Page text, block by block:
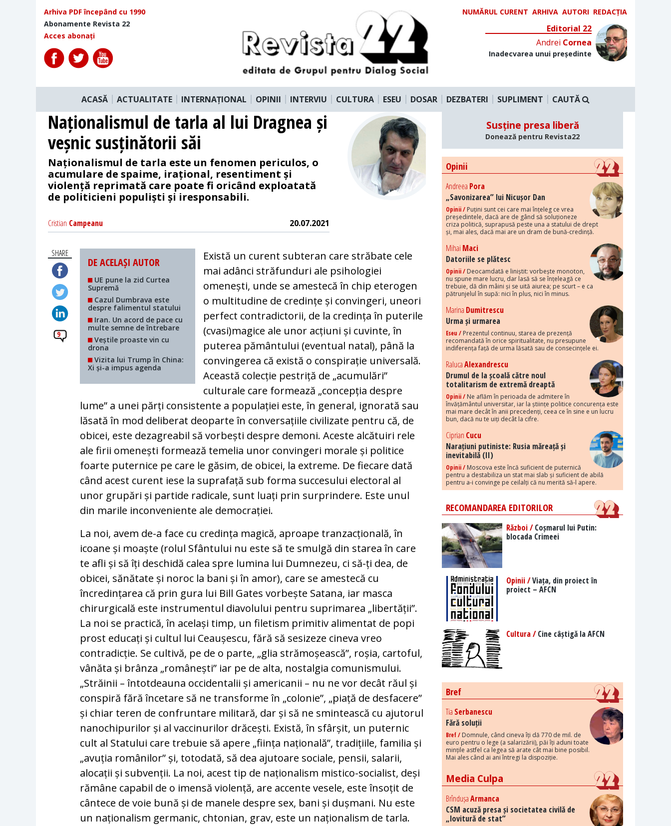
Arhiva PDF începând cu 1990
Abonamente Revista 22
Acces abonați
NUMĂRUL CURENT ARHIVA AUTORI REDACȚIA
Editorial 22
Andrei Cornea
Inadecvarea unui președinte
ACASĂ ACTUALITATE INTERNAȚIONAL OPINII INTERVIU CULTURA ESEU DOSAR DEZBATERI SUPLIMENT CAUTĂ
Naționalismul de tarla al lui Dragnea și
veșnic susținătorii săi
Naționalismul de tarla este un fenomen periculos, o
acumulare de spaime, irațional, resentiment și
violență reprimată care poate fi oricând exploatată
de politicieni populiști și iresponsabili.
Cristian Campeanu 20.07.2021
SHARE
9
DE ACELAȘI AUTOR
UE pune la zid Curtea
Supremă
Cazul Dumbrava este
despre falimentul statului
Iran. Un acord de pace cu
multe semne de întrebare
Veștile proaste vin cu
drona
Vizita lui Trump în China:
Xi și-a impus agenda
Există un curent subteran care străbate cele
mai adânci străfunduri ale psihologiei
omenești, unde se amestecă în chip eterogen
o multitudine de credințe și convingeri, uneori
perfect contradictorii, de la credința în puterile
(cvasi)magice ale unor acțiuni și cuvinte, în
puterea pământului (eventual natal), până la
convingerea că există o conspirație universală.
Această colecție pestriță de „acumulări”
culturale care formează „concepția despre
lume” a unei părți consistente a populației este, în general, ignorată sau
lăsată în mod deliberat deoparte în conversațiile civilizate pentru că, de
obicei, este dezagreabil să vorbești despre demoni. Aceste alcătuiri rele
ale firii omenești formează temelia unor convingeri morale și politice
foarte puternice pe care le găsim, de obicei, la extreme. De fiecare dată
când acest curent iese la suprafață sub forma succesului electoral al
unor grupări și partide radicale, sunt luați prin surprindere. Este unul
din marile inconveniente ale democrației.
La noi, avem de-a face cu credința magică, aproape tranzacțională, în
icoane și moaște (rolul Sfântului nu este să te smulgă din starea în care
te afli și să îți deschidă calea spre lumina lui Dumnezeu, ci să-ți dea, de
obicei, sănătate și noroc la bani și în amor), care se amestecă cu
încredințarea că prin gura lui Bill Gates vorbește Satana, iar masca
chirurgicală este instrumentul diavolului pentru suprimarea „libertății”.
La noi se practică, în același timp, un filetism primitiv alimentat de popi
prost educați și cultul lui Ceaușescu, fără să sesizeze cineva vreo
contradicție. Se cultivă, pe de o parte, „glia strămoșească”, roșia, cartoful,
vânăta și brânza „românești” iar pe de alta, nostalgia comunismului.
„Străinii – întotdeauna occidentalii și americanii – nu ne vor decât răul și
conspiră fără încetare să ne transforme în „colonie”, „piață de desfacere”
și chiar teren de confruntare militară, dar și să ne smintească cu ajutorul
nanochipurilor și al vaccinurilor drăcești. Există, în sfârșit, un puternic
cult al Statului care trebuie să apere „ființa națională”, tradițiile, familia și
„avuția românilor” și, totodată, să dea ajutoare sociale, pensii, salarii,
alocații și subvenții. La noi, acest tip de naționalism mistico-socialist, deși
rămâne capabil de o imensă violență, are accente vesele, este însoțit de
cântece de voie bună și de manele despre sex, bani și dușmani. Nu este
un naționalism germanic, chtonian, grav, este un naționalism de tarla.
Susține presa liberă
Donează pentru Revista22
Opinii
Andreea Pora
„Savonizarea” lui Nicușor Dan
Opinii / Puțini sunt cei care mai înțeleg ce vrea
președintele, dacă are de gând să soluționeze
criza politică, suprapusă peste una a statului de drept
și, mai ales, dacă mai are un dram de bună-credință.
Mihai Maci
Datoriile se plătesc
Opinii / Deocamdată e liniștit: vorbește monoton,
nu spune mare lucru, dar lasă să se înțeleagă ce
trebuie, dă din mâini și se uită aiurea; pe scurt – e ca
pătrunjelul în supă: nici în plus, nici în minus.
Marina Dumitrescu
Urma și urmarea
Eseu / Prezentul continuu, starea de prezență
recomandată în orice spiritualitate, nu presupune
indiferența față de urma lăsată sau de consecințele ei.
RalucaAlexandrescu
Drumul de la școală către noul
totalitarism de extremă dreaptă
Opinii / Ne aflăm în perioada de admitere în
învățământul universitar, iar la științe politice concurența este
mai mare decât în anii precedenți, ceea ce în sine e un lucru
bun, dacă nu te uiți decât la cifre.
Ciprian Cucu
Narațiuni putiniste: Rusia măreață și
inevitabilă (II)
Opinii / Moscova este încă suficient de puternică
pentru a destabiliza un stat mai slab și suficient de abilă
pentru a-i convinge pe ceilalți că nu merită să-l apere.
RECOMANDAREA EDITORILOR
Război /Coșmarul lui Putin:
blocada Crimeei
Opinii /Viața, din proiect în
proiect – AFCN
Cultura /Cine câștigă la AFCN
Bref
Tia Serbanescu
Fără soluții
Bref / Domnule, când cineva îți dă 770 de mil. de
euro pentru o lege (a salarizării), păi îți aduni toate
mințile astfel ca legea să arate cât mai bine posibil.
Mai ales când ai ani întregi la dispoziție.
Media Culpa
BrîndușaArmanca
CSM acuză presa și societatea civilă de
„lovitură de stat”